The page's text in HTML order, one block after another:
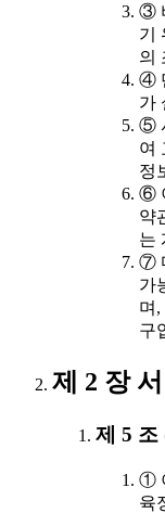
③
기
의
④
가
⑤
여
정
⑥
약
는
⑦
가
며,
구
제 2 장
제 5 조
①
육